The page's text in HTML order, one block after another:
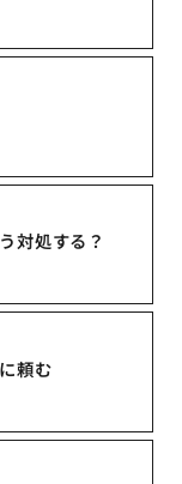
対処する？
頼む